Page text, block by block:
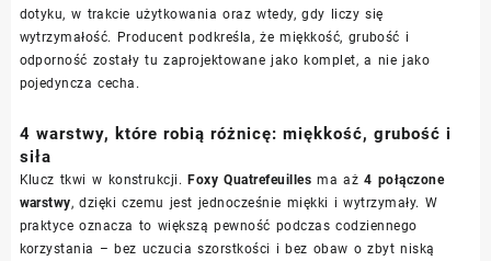
dotyku, w trakcie użytkowania oraz wtedy, gdy liczy się
wytrzymałość. Producent podkreśla, że miękkość, grubość i
odporność zostały tu zaprojektowane jako komplet, a nie jako
pojedyncza cecha.
4 warstwy, które robią różnicę: miękkość, grubość i
siła
Klucz tkwi w konstrukcji.Foxy Quatrefeuilles ma aż4 połączone
warstwy, dzięki czemu jest jednocześnie miękki i wytrzymały. W
praktyce oznacza to większą pewność podczas codziennego
korzystania – bez uczucia szorstkości i bez obaw o zbyt niską